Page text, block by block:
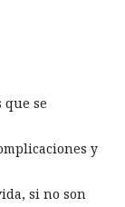
se
y
si no son